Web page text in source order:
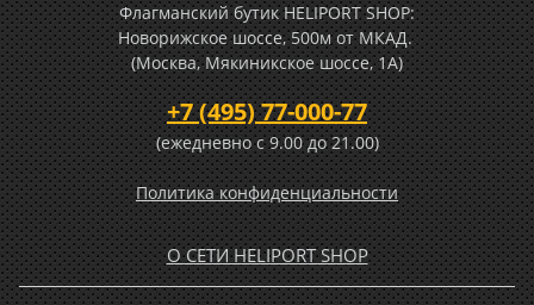
Флагманский бутик HELIPORT SHOP:
Новорижское шоссе, 500м от МКАД.
(Москва, Мякиникское шоссе, 1А)
+7 (495) 77-000-77
(ежедневно c 9.00 до 21.00)
Политика конфиденциальности
О СЕТИ HELIPORT SHOP